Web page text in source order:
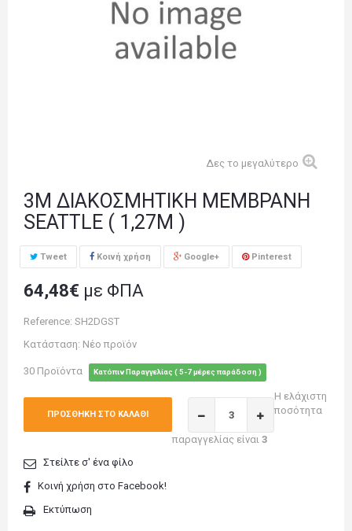
Δες το μεγαλύτερο
3M ΔΙΑΚΟΣΜΗΤΙΚΗ ΜΕΜΒΡΑΝΗ
SEATTLE ( 1,27M )
Tweet Κοινή χρήση Google+ Pinterest
64,48€ με ΦΠΑ
Reference: SH2DGST
Κατάσταση: Νέο προϊόν
30 Προϊόντα Κατόπιν Παραγγελίας ( 5-7 μέρες παράδοση )
ΠΡΟΣΘΉΚΗ ΣΤΟ ΚΑΛΆΘΙ
Η ελάχιστη
ποσότητα
παραγγελίας είναι 3
Στείλτε σ' ένα φίλο
Κοινή χρήση στο Facebook!
Εκτύπωση